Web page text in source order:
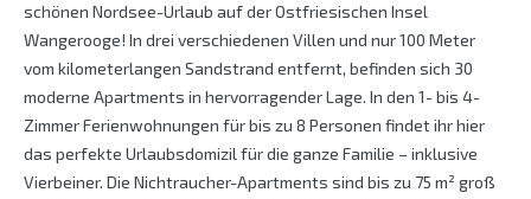
schönen Nordsee-Urlaub auf der Ostfriesischen Insel
Wangerooge! In drei verschiedenen Villen und nur 100 Meter
vom kilometerlangen Sandstrand entfernt, befinden sich 30
moderne Apartments in hervorragender Lage. In den 1- bis 4-
Zimmer Ferienwohnungen für bis zu 8 Personen findet ihr hier
das perfekte Urlaubsdomizil für die ganze Familie – inklusive
Vierbeiner. Die Nichtraucher-Apartments sind bis zu 75 m² groß